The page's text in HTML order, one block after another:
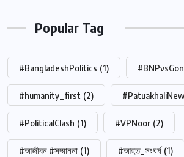
Popular Tag
#BangladeshPolitics (1)
#humanity_first (2)
#PoliticalClash (1) #VPNoor (2)
#আজীবন #সম্মাননা (1) #আহত_সংঘর্ষ (1)